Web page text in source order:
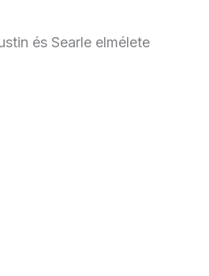
és Searle elmélete